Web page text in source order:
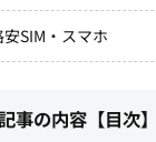
安SIM・スマホ
事の内容【目次】